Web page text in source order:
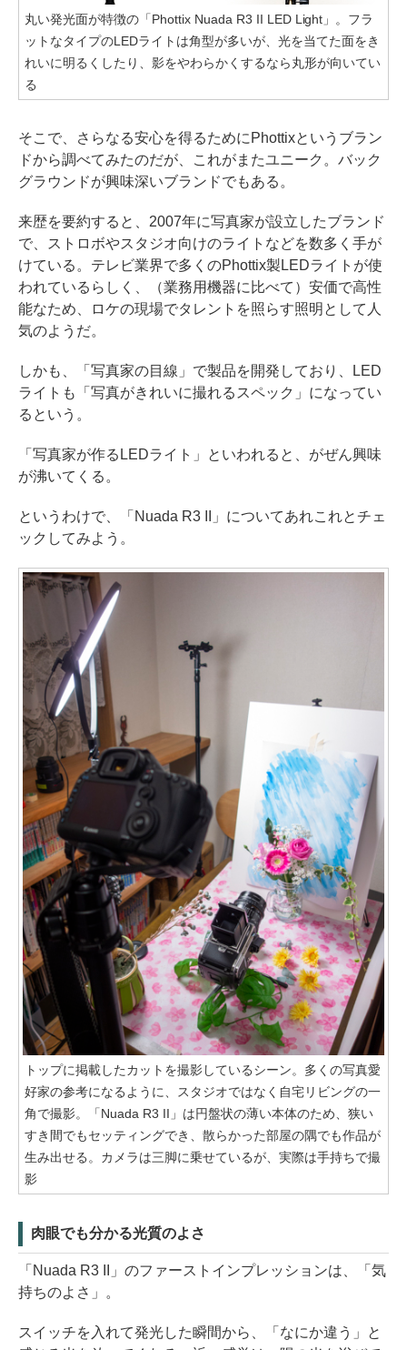
丸い発光面が特徴の「Phottix Nuada R3 II LED Light」。フラ
ットなタイプのLEDライトは角型が多いが、光を当てた面をき
れいに明るくしたり、影をやわらかくするなら丸形が向いてい
る
そこで、さらなる安心を得るためにPhottixというブラン
ドから調べてみたのだが、これがまたユニーク。バック
グラウンドが興味深いブランドでもある。
来歴を要約すると、2007年に写真家が設立したブランド
で、ストロボやスタジオ向けのライトなどを数多く手が
けている。テレビ業界で多くのPhottix製LEDライトが使
われているらしく、（業務用機器に比べて）安価で高性
能なため、ロケの現場でタレントを照らす照明として人
気のようだ。
しかも、「写真家の目線」で製品を開発しており、LED
ライトも「写真がきれいに撮れるスペック」になってい
るという。
「写真家が作るLEDライト」といわれると、がぜん興味
が沸いてくる。
というわけで、「Nuada R3 II」についてあれこれとチェ
ックしてみよう。
トップに掲載したカットを撮影しているシーン。多くの写真愛
好家の参考になるように、スタジオではなく自宅リビングの一
角で撮影。「Nuada R3 II」は円盤状の薄い本体のため、狭い
すき間でもセッティングでき、散らかった部屋の隅でも作品が
生み出せる。カメラは三脚に乗せているが、実際は手持ちで撮
影
肉眼でも分かる光質のよさ
「Nuada R3 II」のファーストインプレッションは、「気
持ちのよさ」。
スイッチを入れて発光した瞬間から、「なにか違う」と